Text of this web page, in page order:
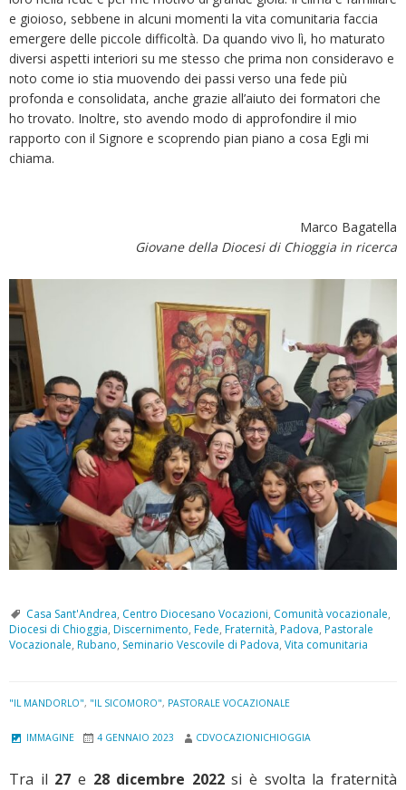
e gioioso, sebbene in alcuni momenti la vita comunitaria faccia
emergere delle piccole difficoltà. Da quando vivo lì, ho maturato
diversi aspetti interiori su me stesso che prima non consideravo e
noto come io stia muovendo dei passi verso una fede più
profonda e consolidata, anche grazie all’aiuto dei formatori che
ho trovato. Inoltre, sto avendo modo di approfondire il mio
rapporto con il Signore e scoprendo pian piano a cosa Egli mi
chiama.
Marco Bagatella
Giovane della Diocesi di Chioggia in ricerca
Casa Sant'Andrea, Centro Diocesano Vocazioni, Comunità vocazionale,
Diocesi di Chioggia, Discernimento, Fede, Fraternità, Padova, Pastorale
Vocazionale, Rubano, Seminario Vescovile di Padova, Vita comunitaria
"IL MANDORLO", "IL SICOMORO", PASTORALE VOCAZIONALE
IMMAGINE 4 GENNAIO 2023 CDVOCAZIONICHIOGGIA
Tra il 27 e 28 dicembre 2022si è svolta la fraternità